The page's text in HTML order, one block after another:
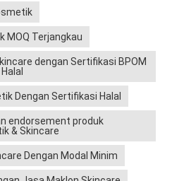
MOQ Terjangkau
dengan Sertifikasi BPOM
Halal
Dengan Sertifikasi Halal
endorsement produk
& Skincare
Dengan Modal Minim